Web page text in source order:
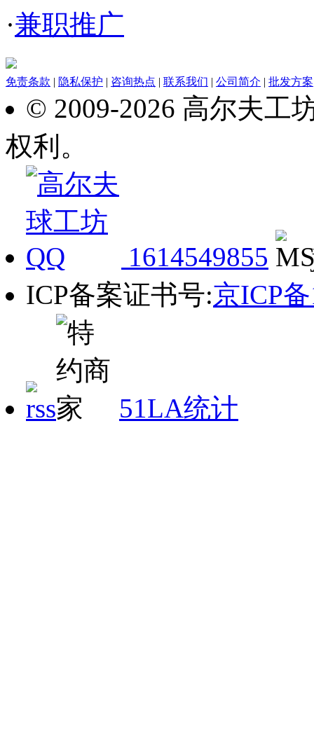
·兼职推广
免责条款 | 隐私保护 | 咨询热点 | 联系我们 | 公司简介 | 批发方案
© 2009-2026 高尔夫工
权利。
1614549855
ICP备案证书号:京ICP
51LA统计